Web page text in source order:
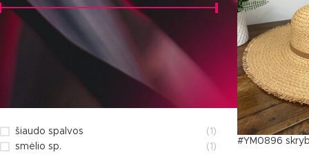
FILTRUOTI
10 €
FILTRUOTI PAGAL
šiaudo spalvos
(1)
smėlio sp.
(1)
#YM0896